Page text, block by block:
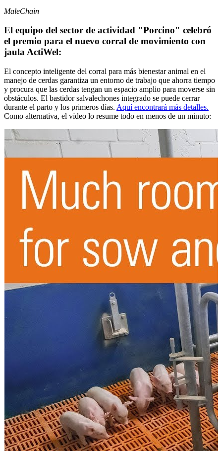
MaleChain
El equipo del sector de actividad "Porcino" celebró
el premio para el nuevo corral de movimiento con
jaula ActiWel:
El concepto inteligente del corral para más bienestar animal en el
manejo de cerdas garantiza un entorno de trabajo que ahorra tiempo
y procura que las cerdas tengan un espacio amplio para moverse sin
obstáculos. El bastidor salvalechones integrado se puede cerrar
durante el parto y los primeros días. Aquí encontrará más detalles.
Como alternativa, el vídeo lo resume todo en menos de un minuto: